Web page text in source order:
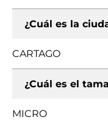
¿Cuál es la
CARTAGO
¿Cuál es el
MICRO